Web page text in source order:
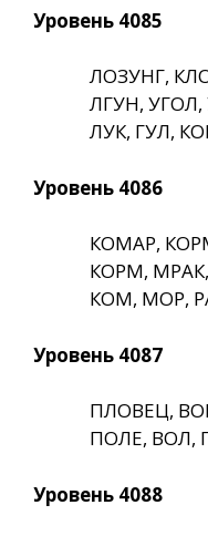
Уровень 4085
ЛОЗУНГ,
ЛГУН, УГОЛ,
ЛУК, ГУЛ,
Уровень 4086
КОМАР,
КОРМ,
КОМ, МОР,
Уровень 4087
ПЛОВЕЦ,
ПОЛЕ, ВОЛ,
Уровень 4088